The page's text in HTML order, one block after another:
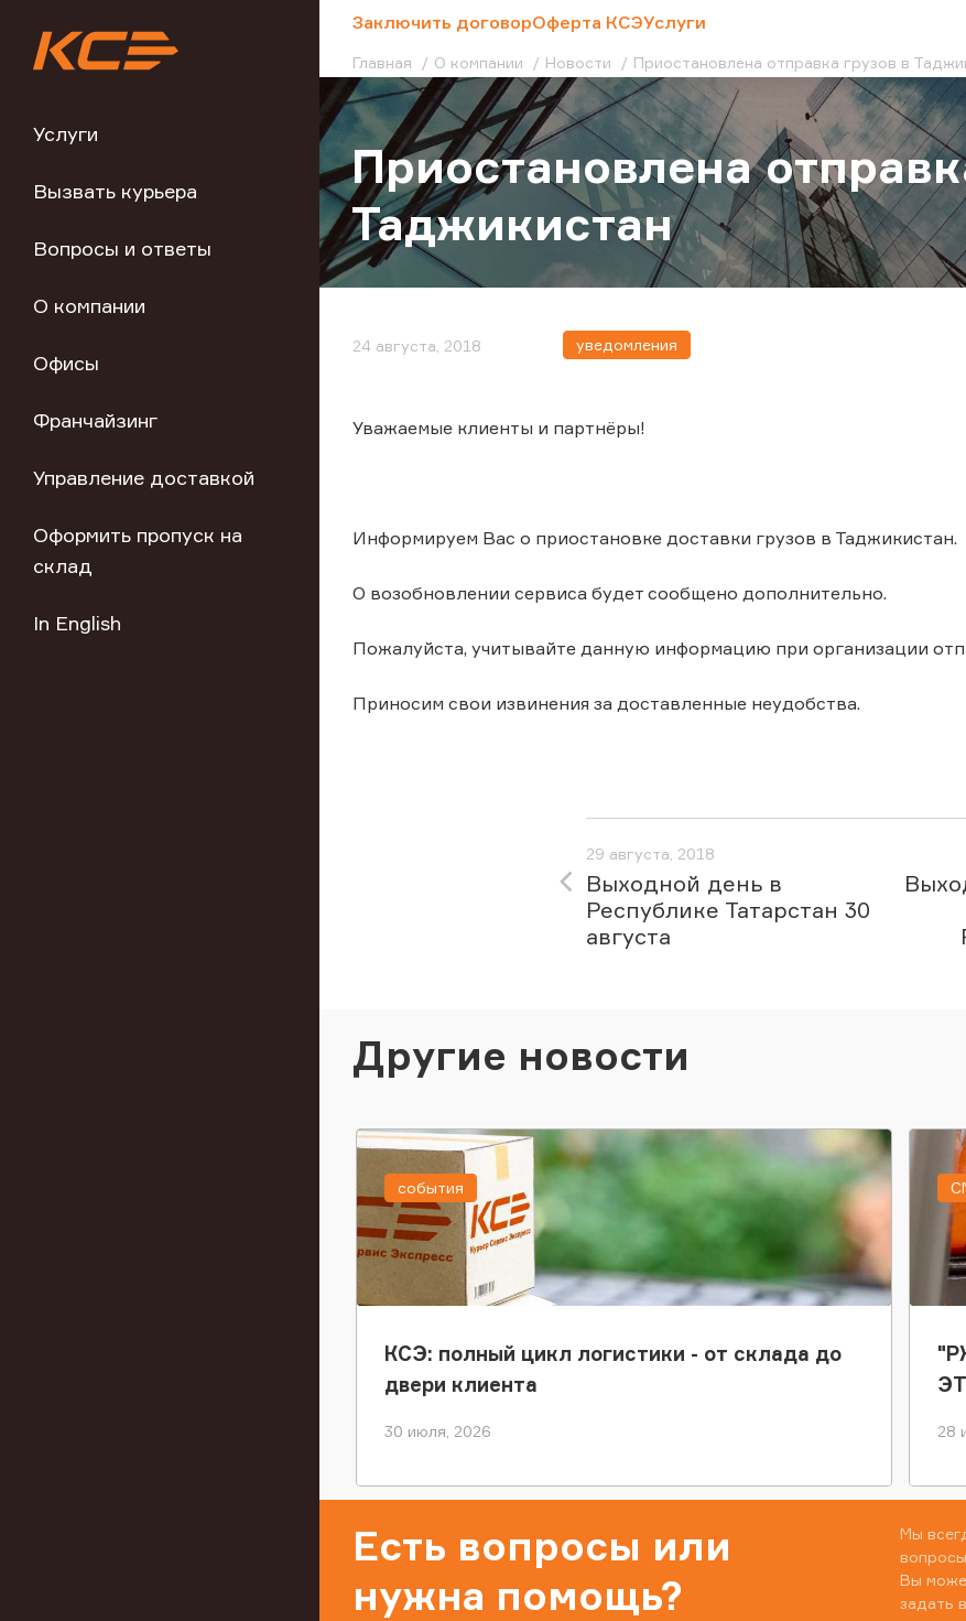
Услуги
Вызвать курьера
Вопросы и ответы
О компании
Офисы
Франчайзинг
Управление доставкой
Оформить пропуск на
склад
In English
Заключить договорОферта КСЭУслуги
Главная О компании Новости Приостановлена отправка грузов в
Приостановлена
Таджикистан
24 августа, 2018 уведомления
Уважаемые клиенты и партнёры!
Информируем Вас о приостановке доставки грузов в Таджикистан.
О возобновлении сервиса будет сообщено дополнительно.
Пожалуйста, учитывайте данную информацию при организации
Приносим свои извинения за доставленные неудобства.
29 августа, 2018
Выходной день в
Республике Татарстан 30
августа
Другие новости
КСЭ: полный цикл логистики - от склада до
двери клиента
30 июля, 2026
события
28
Есть вопросы или
нужна помощь?
Мы
вопросы.
Вы
задать